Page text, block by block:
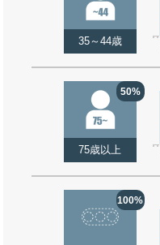
35～44歳
50%
75歳以上
100%